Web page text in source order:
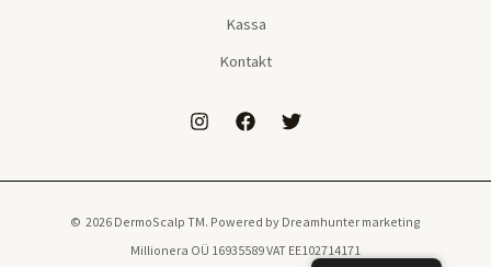
Kassa
Kontakt
© 2026 DermoScalp TM. Powered by Dreamhunter marketing
Millionera OÜ 16935589 VAT EE102714171